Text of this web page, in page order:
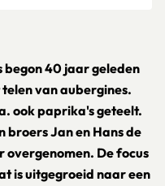
begon 40 jaar geleden
van aubergines.
ook paprika's geteelt.
broers Jan en Hans de
De focus
is uitgegroeid naar een